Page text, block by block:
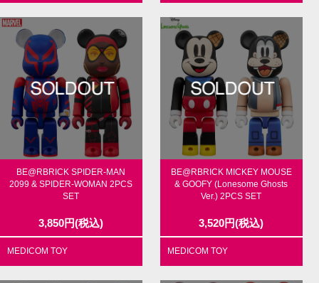
BE@RBRICK SPIDER-MAN
2099 & SPIDER-WOMAN 2PCS
SET
3,850円(税込)
MEDICOM TOY
BE@RBRICK MICKEY MOUSE
& GOOFY (Lonesome Ghosts
Ver.) 2PCS SET
3,520円(税込)
MEDICOM TOY